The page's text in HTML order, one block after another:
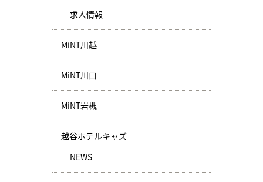
求人情報
MiNT川越
MiNT川口
MiNT岩槻
越谷ホテルキャズ
NEWS